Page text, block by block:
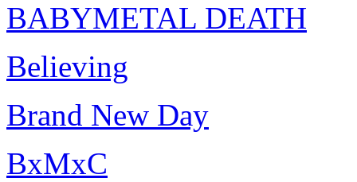
BABYMETAL DEATH
Believing
Brand New Day
BxMxC